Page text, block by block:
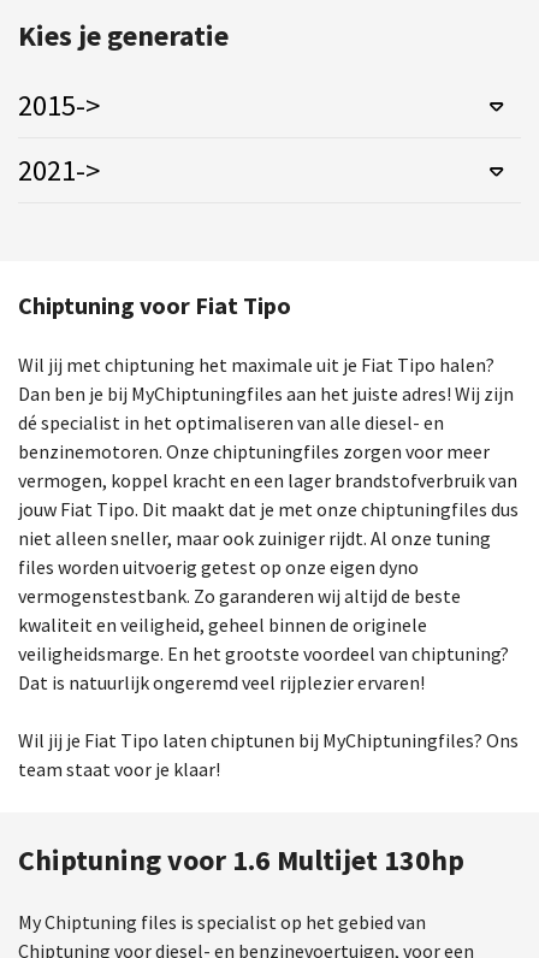
Chiptuning voor Fiat Tipo
Wil jij met chiptuning het maximale uit je Fiat Tipo halen?
Dan ben je bij MyChiptuningfiles aan het juiste adres! Wij zijn
dé specialist in het optimaliseren van alle diesel- en
benzinemotoren. Onze chiptuningfiles zorgen voor meer
vermogen, koppel kracht en een lager brandstofverbruik van
jouw Fiat Tipo. Dit maakt dat je met onze chiptuningfiles dus
niet alleen sneller, maar ook zuiniger rijdt. Al onze tuning
files worden uitvoerig getest op onze eigen dyno
vermogenstestbank. Zo garanderen wij altijd de beste
kwaliteit en veiligheid, geheel binnen de originele
veiligheidsmarge. En het grootste voordeel van chiptuning?
Dat is natuurlijk ongeremd veel rijplezier ervaren!
Wil jij je Fiat Tipo laten chiptunen bij MyChiptuningfiles? Ons
team staat voor je klaar!
Kies je generatie
2015->
2021->
Chiptuning voor 1.6 Multijet 130hp
My Chiptuning files is specialist op het gebied van
Chiptuning voor diesel- en benzinevoertuigen, voor een